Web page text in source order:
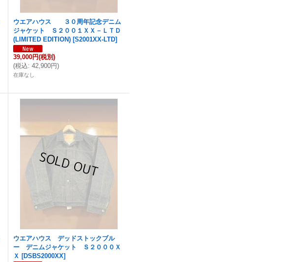
ウエアハウス ３０周年記念デニム
ジャケット Ｓ２００１ＸＸ－ＬＴＤ
(LIMITED EDITION) [S2001XX-LTD]
39,000円(税別)
(税込: 42,900円)
在庫なし
ウエアハウス デッドストックブル
ー デニムジャケット Ｓ２０００Ｘ
Ｘ [DSBS2000XX]